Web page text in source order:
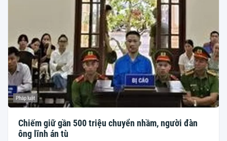
Pháp luật
Chiếm giữ gần 500 triệu chuyển nhầm, người đàn
ông lĩnh án tù